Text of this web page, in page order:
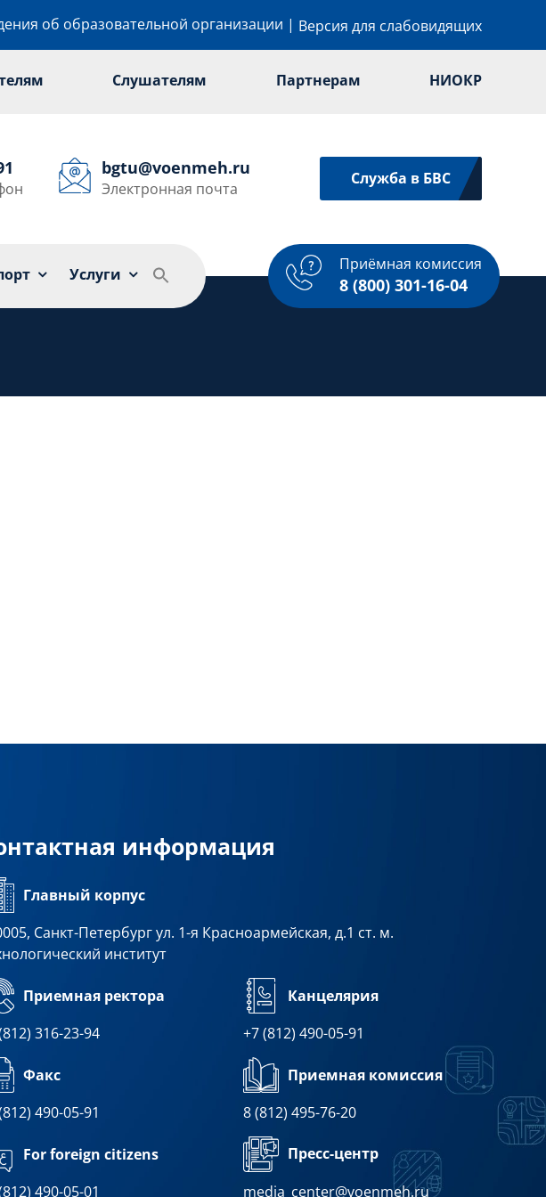
об образовательной организации | Версия для слабовидящих
Слушателям Партнерам НИОКР
bgtu@voenmeh.ru
Электронная почта
Служба в БВС
Услуги
Приёмная комиссия
8 (800) 301-16-04
Наука Молодежная политика Спорт Услуги
информация
Главный корпус
Санкт-Петербург ул. 1-я Красноармейская, д.1 ст. м.
институт
Приемная ректора
316-23-94
Канцелярия
+7 (812) 490-05-91
Факс
490-05-91
Приемная комиссия
8 (812) 495-76-20
For foreign citizens
490-05-01
Пресс-центр
media_center@voenmeh.ru